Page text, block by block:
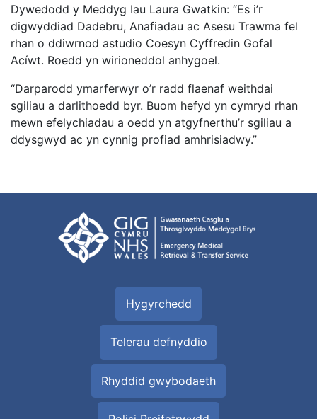
Dywedodd y Meddyg Iau Laura Gwatkin: “Es i’r
digwyddiad Dadebru, Anafiadau ac Asesu Trawma fel
rhan o ddiwrnod astudio Coesyn Cyffredin Gofal
Acíwt. Roedd yn wirioneddol anhygoel.
“Darparodd ymarferwyr o’r radd flaenaf weithdai
sgiliau a darlithoedd byr. Buom hefyd yn cymryd rhan
mewn efelychiadau a oedd yn atgyfnerthu’r sgiliau a
ddysgwyd ac yn cynnig profiad amhrisiadwy.”
Hygyrchedd
Telerau defnyddio
Rhyddid gwybodaeth